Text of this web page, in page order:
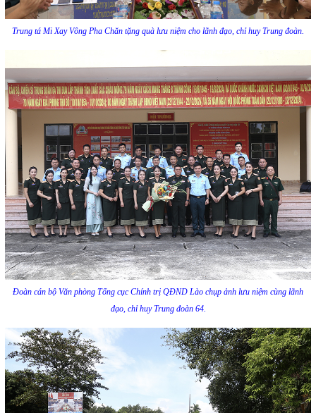
Trung tá Mi Xay Vông Pha Chăn tặng quà lưu niệm cho lãnh đạo, chỉ huy Trung đoàn.
Đoàn cán bộ Văn phòng Tổng cục Chính trị QĐND Lào chụp ảnh lưu niệm cùng lãnh
đạo, chỉ huy Trung đoàn 64.